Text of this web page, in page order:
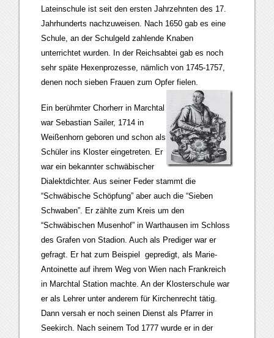
Lateinschule ist seit den ersten Jahrzehnten des 17.
Jahrhunderts nachzuweisen. Nach 1650 gab es eine
Schule, an der Schulgeld zahlende Knaben
unterrichtet wurden. In der Reichsabtei gab es noch
sehr späte Hexenprozesse, nämlich von 1745-1757,
denen noch sieben Frauen zum Opfer fielen.
Ein berühmter Chorherr in Marchtal
war Sebastian Sailer, 1714 in
Weißenhorn geboren und schon als
Schüler ins Kloster eingetreten. Er
war ein bekannter schwäbischer
Dialektdichter. Aus seiner Feder stammt die
“Schwäbische Schöpfung” aber auch die “Sieben
Schwaben”. Er zählte zum Kreis um den
“Schwäbischen Musenhof” in Warthausen im Schloss
des Grafen von Stadion. Auch als Prediger war er
gefragt. Er hat zum Beispiel gepredigt, als Marie-
Antoinette auf ihrem Weg von Wien nach Frankreich
in Marchtal Station machte. An der Klosterschule war
er als Lehrer unter anderem für Kirchenrecht tätig.
Dann versah er noch seinen Dienst als Pfarrer in
Seekirch. Nach seinem Tod 1777 wurde er in der